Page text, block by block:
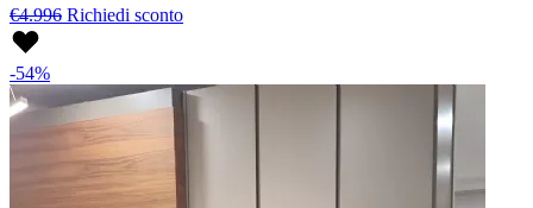
€4.996 Richiedi sconto
-54%